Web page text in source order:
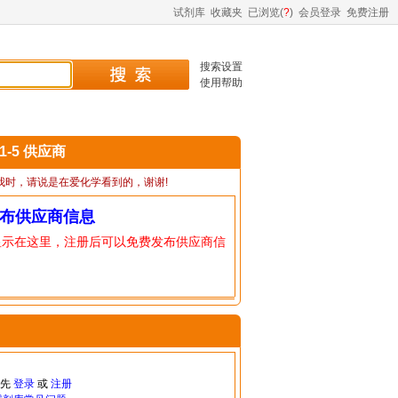
试剂库 收藏夹 已浏览(?) 会员登录 免费注册
搜索设置
使用帮助
5 供应商
时，请说是在爱化学看到的，谢谢!
供应商信息
在这里，注册后可以免费发布供应商信
登录或 注册